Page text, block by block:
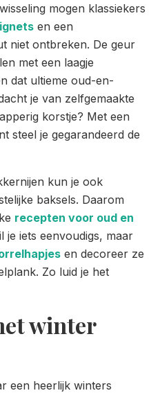
mogen klassiekers
en een
niet ontbreken. De geur
met een laagje
dat ultieme oud-en-
je van zelfgemaakte
korstje? Met een
steel je gegarandeerd de
kun je ook
baksels. Daarom
recepten voor oud en
je iets eenvoudigs, maar
en decoreer ze
Zo luid je het
winter
een heerlijk winters